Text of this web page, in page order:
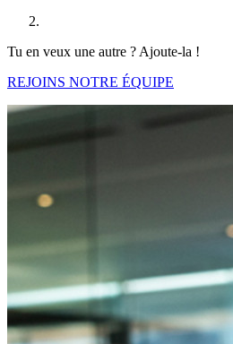
Tu en veux une autre ? Ajoute-la !
REJOINS NOTRE ÉQUIPE